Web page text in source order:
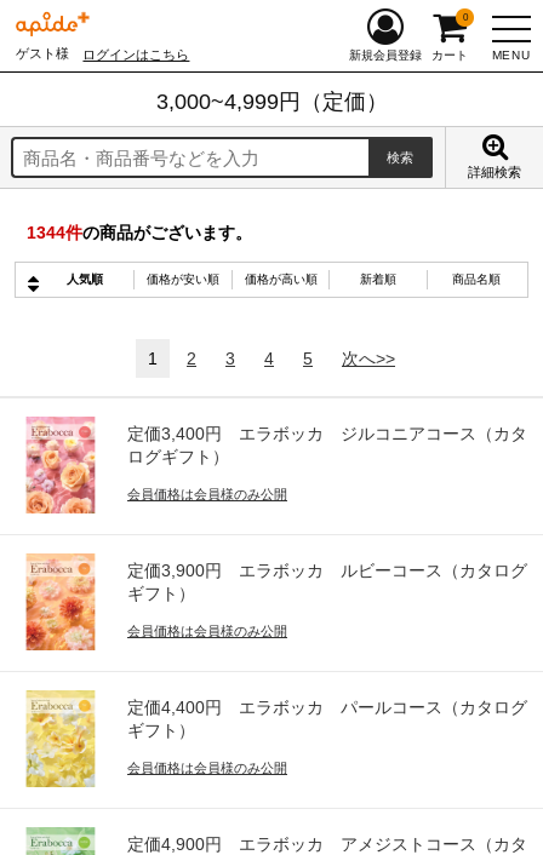
ゲスト様 ログインはこちら MENU
新規会員登録 カート
0
3,000~4,999円（定価）
詳細検索
1344件の商品がございます。
人気順 価格が安い順 価格が高い順 新着順 商品名順
1 2 3 4 5 次へ>>
定価3,400円 エラボッカ ジルコニアコース（カタ
ログギフト）
会員価格は会員様のみ公開
定価3,900円 エラボッカ ルビーコース（カタログ
ギフト）
会員価格は会員様のみ公開
定価4,400円 エラボッカ パールコース（カタログ
ギフト）
会員価格は会員様のみ公開
定価4,900円 エラボッカ アメジストコース（カタ